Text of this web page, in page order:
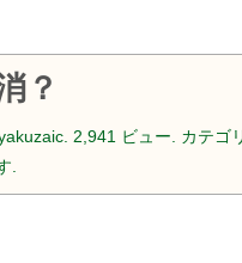
？
2,941 ビュー. カテゴ
.